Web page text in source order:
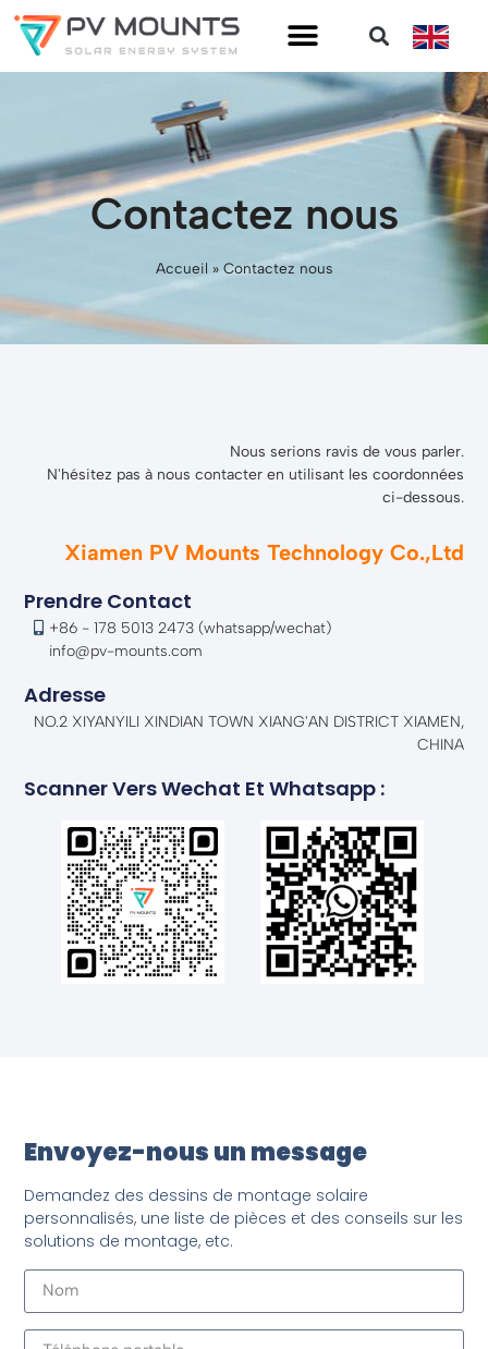
Contactez nous
Accueil » Contactez nous
Nous serions ravis de vous parler.
N'hésitez pas à nous contacter en utilisant les coordonnées
ci-dessous.
Xiamen PV Mounts Technology Co.,Ltd
Prendre Contact
+86 - 178 5013 2473 (whatsapp/wechat)
info@pv-mounts.com
Adresse
NO.2 XIYANYILI XINDIAN TOWN XIANG'AN DISTRICT XIAMEN,
CHINA
Scanner Vers Wechat Et Whatsapp :
Envoyez-nous un message
Demandez des dessins de montage solaire
personnalisés, une liste de pièces et des conseils sur les
solutions de montage, etc.